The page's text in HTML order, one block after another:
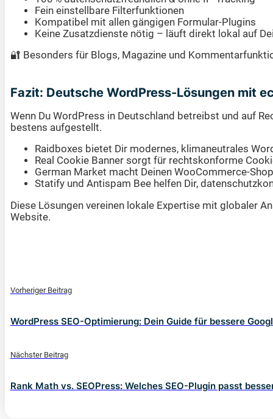
Fein einstellbare Filterfunktionen
Kompatibel mit allen gängigen Formular-Plugins
Keine Zusatzdienste nötig – läuft direkt lokal auf
🔐 Besonders für Blogs, Magazine und
Fazit: Deutsche WordPress-Lösungen mit
Wenn Du WordPress in Deutschland betreibst und auf
bestens aufgestellt.
Raidboxes bietet Dir modernes, klimaneutrales
Real Cookie Banner sorgt für rechtskonforme
German Market macht Deinen WooCommerce-
Statify und Antispam Bee helfen Dir,
Diese Lösungen vereinen lokale Expertise mit globaler
Website.
Vorheriger Beitrag
WordPress SEO-Optimierung: Dein Guide für bessere
Nächster Beitrag
Rank Math vs. SEOPress: Welches SEO-Plugin passt